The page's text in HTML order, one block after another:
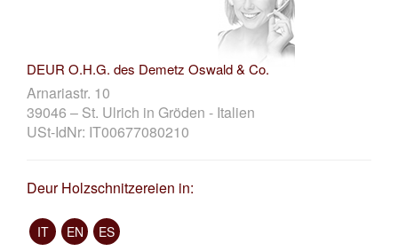
DEUR O.H.G. des Demetz Oswald & Co.
Arnariastr. 10
39046 – St. Ulrich in Gröden - Italien
USt-IdNr: IT00677080210
Deur Holzschnitzereien in:
IT EN ES